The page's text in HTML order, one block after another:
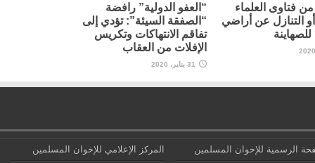
فتاوى العلماء
التنازل عن أراضي
“العفو الدولية” رافضة
“الصفقة السيئة”: تؤدي إلى
تفاقم الانتهاكات وتكريس
الإفلات من العقاب
31 يناير، 2020
الرسمية للإخوان المسلمين المركز الإعلامي للإخوان المسلمين